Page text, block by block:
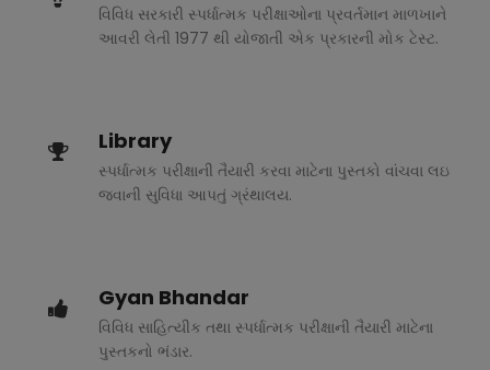
વિવિધ સરકારી સ્પર્ધાત્મક પરીક્ષાઓના પ્રવર્તમાન માળખાને
આવરી લેતી 1977 થી યોજાતી એક પ્રકારની મોક ટેસ્ટ.
Library
સ્પર્ધાત્મક પરીક્ષાની તૈયારી કરવા માટેના પુસ્તકો વાંચવા લઇ
જવાની સુવિધા આપતું ગ્રંથાલય.
Gyan Bhandar
વિવિધ સાહિત્યીક તથા સ્પર્ધાત્મક પરીક્ષાની તૈયારી માટેના
પુસ્તકનો ભંડાર.